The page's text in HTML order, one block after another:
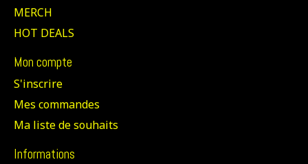
MERCH
HOT DEALS
Mon compte
S'inscrire
Mes commandes
Ma liste de souhaits
Informations